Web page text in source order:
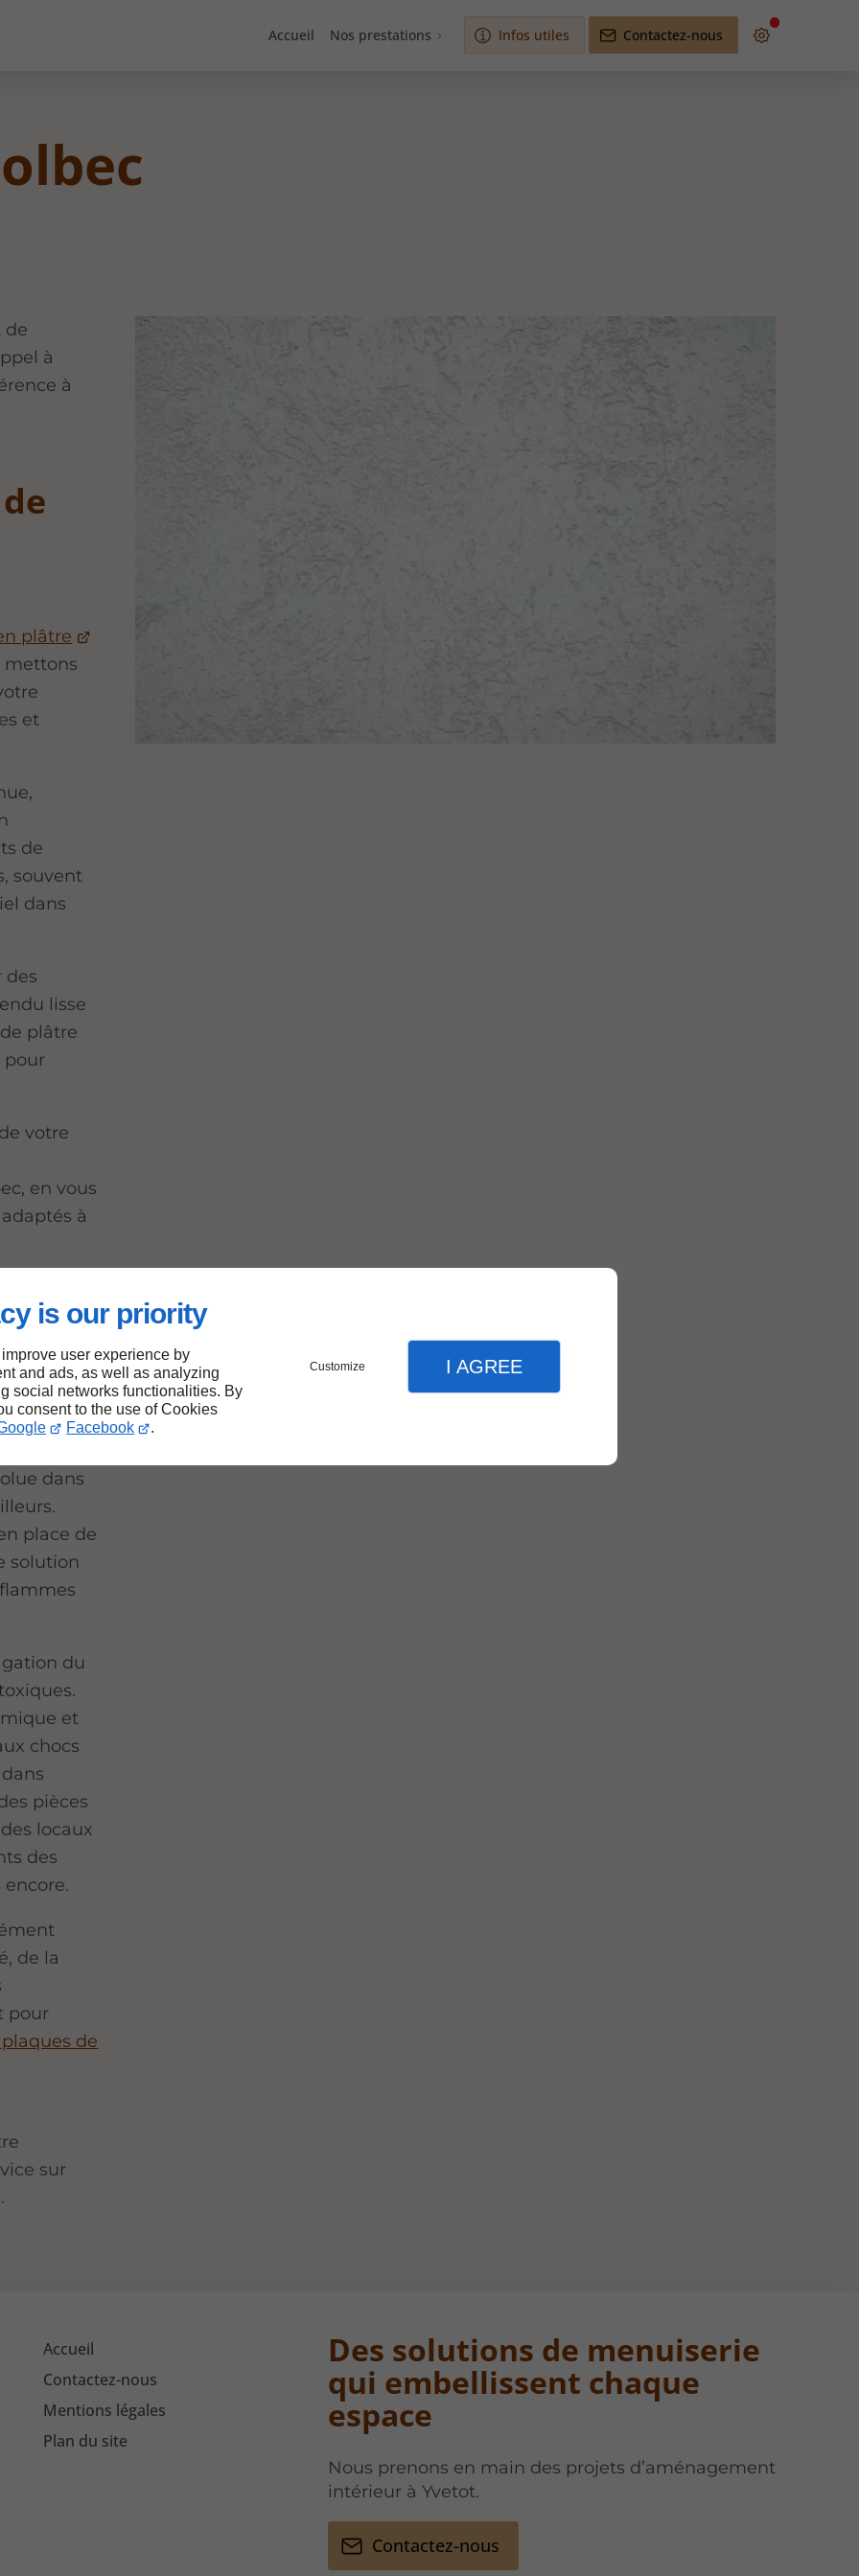
is our priority
user experience by
and ads, as well as analyzing
social networks functionalities. By
consent to the use of Cookies
Facebook .
Customize I AGREE
Accueil Nos prestations Infos utiles Contactez-nous
de
à
à
plâtre
mettons
et
de
souvent
dans
des
lisse
plâtre
pour
votre
en vous
à
au
dans
place de
solution
du
et
chocs
pièces
locaux
des
de la
pour
de
sur
Accueil
Contactez-nous
Mentions légales
Plan du site
Des solutions de menuiserie
qui embellissent chaque
espace
Nous prenons en main des projets d’aménagement
intérieur à Yvetot.
Contactez-nous